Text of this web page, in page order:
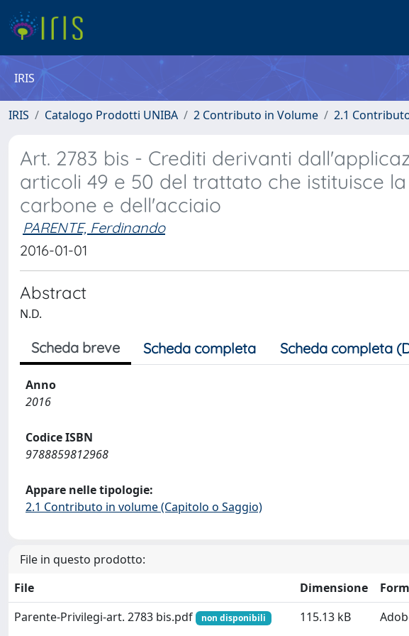
IRIS
IRIS Catalogo Prodotti UNIBA 2 Contributo in Volume 2.1
Art. 2783 bis - Crediti derivanti
articoli 49 e 50 del trattato che istituisce
carbone e dell'acciaio
PARENTE, Ferdinando
2016-01-01
Abstract
N.D.
Scheda breve Scheda completa Scheda completa
Anno
2016
Codice ISBN
9788859812968
Appare nelle tipologie:
2.1 Contributo in volume (Capitolo o Saggio)
File in questo prodotto:
File
Dimensione
Parente-Privilegi-art. 2783 bis.pdf
non disponibili 115.13 kB